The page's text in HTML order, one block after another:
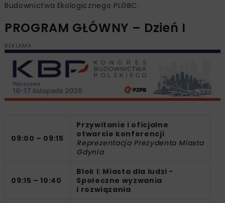
Budownictwa Ekologicznego PLGBC.
PROGRAM GŁÓWNY – Dzień I
REKLAMA
09:00 – 09:15
Przywitanie i oficjalne
otwarcie konferencji
Reprezentacja Prezydenta Miasta
Gdynia
09:15 – 10:40
Blok I: Miasta dla ludzi -
Społeczne wyzwania
i rozwiązania